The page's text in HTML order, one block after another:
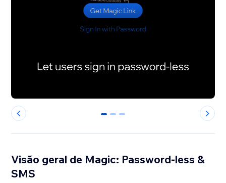
0 1 2
Visão geral de Magic: Password-less &
SMS